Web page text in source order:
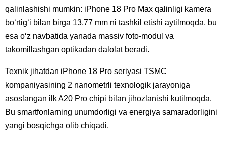
qalinlashishi mumkin: iPhone 18 Pro Max qalinligi kamera
boʻrtigʻi bilan birga 13,77 mm ni tashkil etishi aytilmoqda, bu
esa oʻz navbatida yanada massiv foto-modul va
takomillashgan optikadan dalolat beradi.
Texnik jihatdan iPhone 18 Pro seriyasi TSMC
kompaniyasining 2 nanometrli texnologik jarayoniga
asoslangan ilk A20 Pro chipi bilan jihozlanishi kutilmoqda.
Bu smartfonlarning unumdorligi va energiya samaradorligini
yangi bosqichga olib chiqadi.